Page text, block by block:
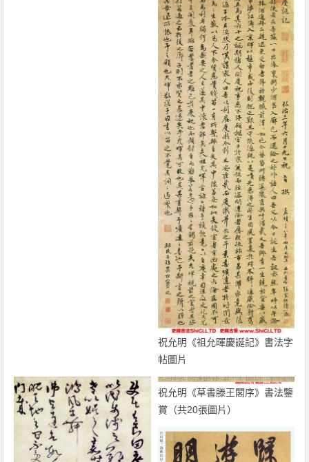
祝允明《祖允暉慶誕記》書法字
帖圖片
祝允明《草書滕王閣序》書法鑒
賞（共20張圖片）